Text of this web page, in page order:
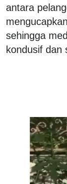
antara
sehingga
kondusif dan